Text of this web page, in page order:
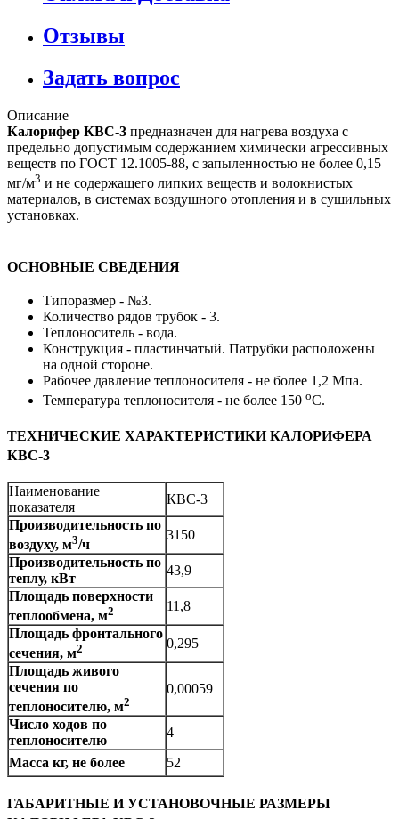
Отзывы
Задать вопрос
Описание
Калорифер КВС-3 предназначен для нагрева воздуха с
предельно допустимым содержанием химически агрессивных
веществ по ГОСТ 12.1005-88, с запыленностью не более 0,15
мг/м3 и не содержащего липких веществ и волокнистых
материалов, в системах воздушного отопления и в сушильных
установках.
ОСНОВНЫЕ СВЕДЕНИЯ
Типоразмер - №3.
Количество рядов трубок - 3.
Теплоноситель - вода.
Конструкция - пластинчатый. Патрубки расположены
на одной стороне.
Рабочее давление теплоносителя - не более 1,2 Мпа.
Температура теплоносителя - не более 150 оС.
ТЕХНИЧЕСКИЕ ХАРАКТЕРИСТИКИ КАЛОРИФЕРА
КВС-3
Наименование
показателя
КВС-3
Производительность по
воздуху, м3/ч
3150
Производительность по
теплу, кВт
43,9
Площадь поверхности
теплообмена, м2
11,8
Площадь фронтального
сечения, м2
0,295
Площадь живого
сечения по
теплоносителю, м2
0,00059
Число ходов по
теплоносителю
4
Масса кг, не более
52
ГАБАРИТНЫЕ И УСТАНОВОЧНЫЕ РАЗМЕРЫ